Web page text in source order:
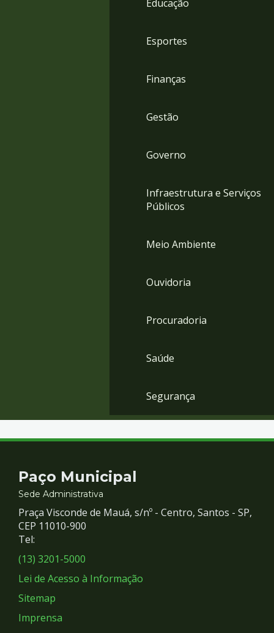
Educação
Esportes
Finanças
Gestão
Governo
Infraestrutura e Serviços
Públicos
Meio Ambiente
Ouvidoria
Procuradoria
Saúde
Segurança
Contato
e
Redes
Sociais
Paço Municipal
Sede Administrativa
Praça Visconde de Mauá, s/nº - Centro, Santos - SP,
CEP 11010-900
Tel:
(13) 3201-5000
Lei de Acesso à Informação
Sitemap
Imprensa